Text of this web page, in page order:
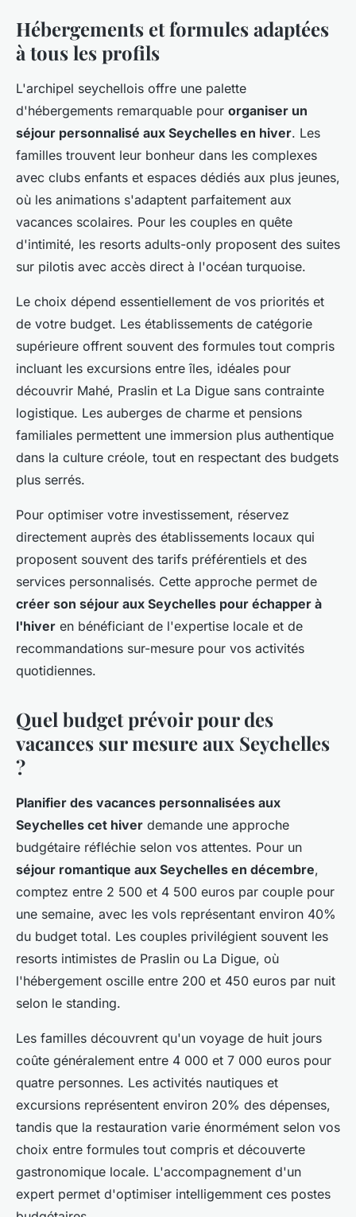
Hébergements et formules adaptées
à tous les profils
L'archipel seychellois offre une palette
d'hébergements remarquable pour organiser un
séjour personnalisé aux Seychelles en hiver. Les
familles trouvent leur bonheur dans les complexes
avec clubs enfants et espaces dédiés aux plus jeunes,
où les animations s'adaptent parfaitement aux
vacances scolaires. Pour les couples en quête
d'intimité, les resorts adults-only proposent des suites
sur pilotis avec accès direct à l'océan turquoise.
Le choix dépend essentiellement de vos priorités et
de votre budget. Les établissements de catégorie
supérieure offrent souvent des formules tout compris
incluant les excursions entre îles, idéales pour
découvrir Mahé, Praslin et La Digue sans contrainte
logistique. Les auberges de charme et pensions
familiales permettent une immersion plus authentique
dans la culture créole, tout en respectant des budgets
plus serrés.
Pour optimiser votre investissement, réservez
directement auprès des établissements locaux qui
proposent souvent des tarifs préférentiels et des
services personnalisés. Cette approche permet de
créer son séjour aux Seychelles pour échapper à
l'hiver en bénéficiant de l'expertise locale et de
recommandations sur-mesure pour vos activités
quotidiennes.
Quel budget prévoir pour des
vacances sur mesure aux Seychelles
?
Planifier des vacances personnalisées aux
Seychelles cet hiver demande une approche
budgétaire réfléchie selon vos attentes. Pour un
séjour romantique aux Seychelles en décembre,
comptez entre 2 500 et 4 500 euros par couple pour
une semaine, avec les vols représentant environ 40%
du budget total. Les couples privilégient souvent les
resorts intimistes de Praslin ou La Digue, où
l'hébergement oscille entre 200 et 450 euros par nuit
selon le standing.
Les familles découvrent qu'un voyage de huit jours
coûte généralement entre 4 000 et 7 000 euros pour
quatre personnes. Les activités nautiques et
excursions représentent environ 20% des dépenses,
tandis que la restauration varie énormément selon vos
choix entre formules tout compris et découverte
gastronomique locale. L'accompagnement d'un
expert permet d'optimiser intelligemment ces postes